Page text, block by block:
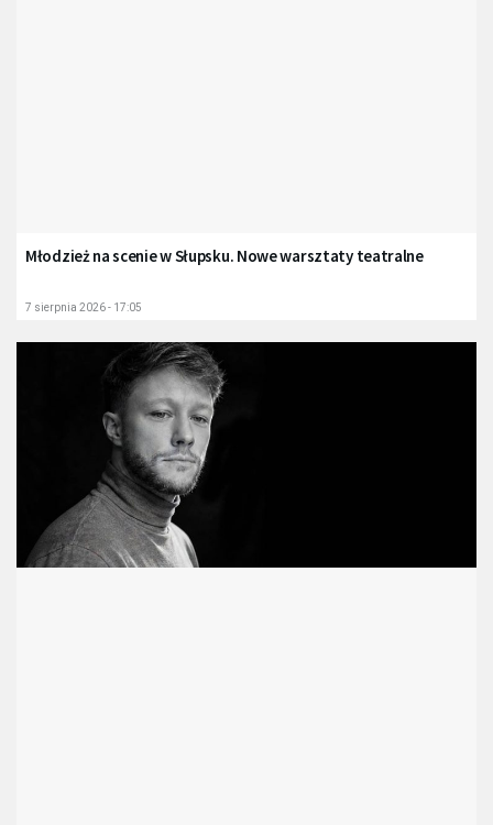
Młodzież na scenie w Słupsku. Nowe warsztaty teatralne
7 sierpnia 2026 - 17:05